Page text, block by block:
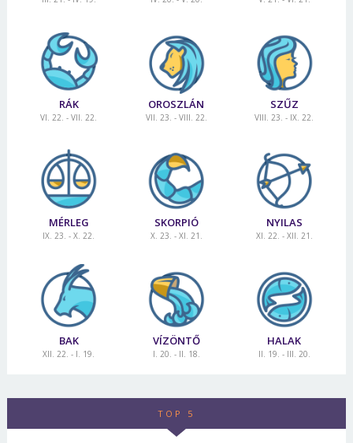
RÁK
VI. 22. - VII. 22.
OROSZLÁN
VII. 23. - VIII. 22.
SZŰZ
VIII. 23. - IX. 22.
MÉRLEG
IX. 23. - X. 22.
SKORPIÓ
X. 23. - XI. 21.
NYILAS
XI. 22. - XII. 21.
BAK
XII. 22. - I. 19.
VÍZÖNTŐ
I. 20. - II. 18.
HALAK
II. 19. - III. 20.
TOP 5
Bejelentkezés